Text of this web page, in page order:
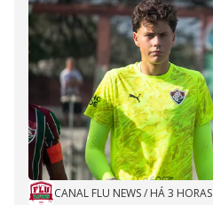
CANAL FLU NEWS/ HÁ 3 HORAS